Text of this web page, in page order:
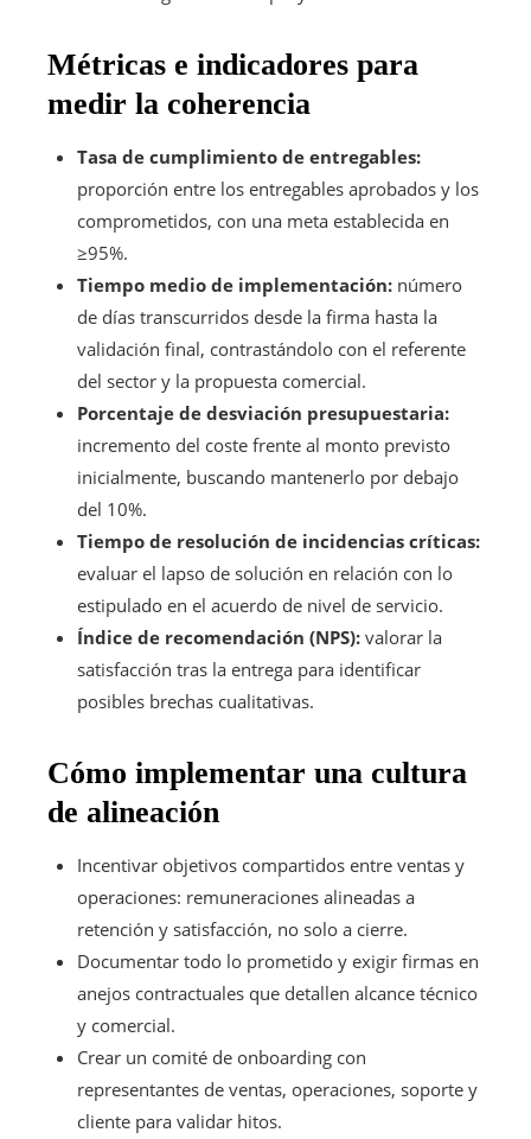
Métricas e indicadores para
medir la coherencia
Tasa de cumplimiento de entregables:
proporción entre los entregables aprobados y los
comprometidos, con una meta establecida en
≥95%.
Tiempo medio de implementación: número
de días transcurridos desde la firma hasta la
validación final, contrastándolo con el referente
del sector y la propuesta comercial.
Porcentaje de desviación presupuestaria:
incremento del coste frente al monto previsto
inicialmente, buscando mantenerlo por debajo
del 10%.
Tiempo de resolución de incidencias críticas:
evaluar el lapso de solución en relación con lo
estipulado en el acuerdo de nivel de servicio.
Índice de recomendación (NPS): valorar la
satisfacción tras la entrega para identificar
posibles brechas cualitativas.
Cómo implementar una cultura
de alineación
Incentivar objetivos compartidos entre ventas y
operaciones: remuneraciones alineadas a
retención y satisfacción, no solo a cierre.
Documentar todo lo prometido y exigir firmas en
anejos contractuales que detallen alcance técnico
y comercial.
Crear un comité de onboarding con
representantes de ventas, operaciones, soporte y
cliente para validar hitos.